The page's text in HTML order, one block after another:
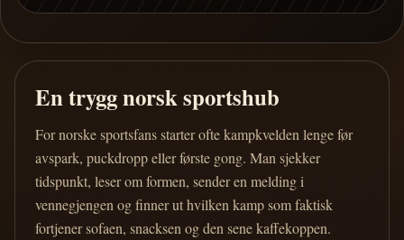
En trygg norsk sportshub
For norske sportsfans starter ofte kampkvelden lenge før
avspark, puckdropp eller første gong. Man sjekker
tidspunkt, leser om formen, sender en melding i
vennegjengen og finner ut hvilken kamp som faktisk
fortjener sofaen, snacksen og den sene kaffekoppen.